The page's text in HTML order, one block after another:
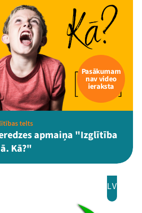
Pasākumam
nav video
ieraksta
telts
apmaiņa "Izglītība
Kā?"
LV